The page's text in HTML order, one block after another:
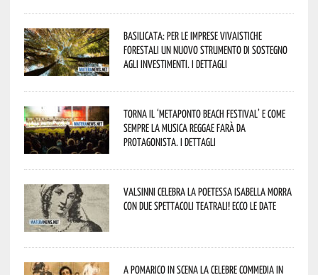
Basilicata: per le imprese vivaistiche
forestali un nuovo strumento di sostegno
agli investimenti. I dettagli
Torna il ‘Metaponto beach festival’ e come
sempre la musica reggae farà da
protagonista. I dettagli
Valsinni celebra la poetessa Isabella Morra
con due spettacoli teatrali! Ecco le date
A Pomarico in scena la celebre commedia in